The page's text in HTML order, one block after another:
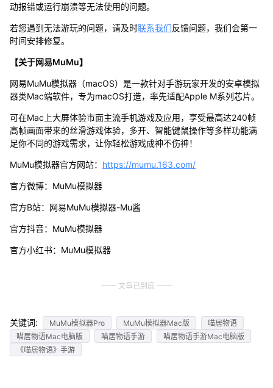
动报错或运行崩溃等无法使用的问题。
若您遇到无法游玩的问题，请及时联系我们反馈问题，我们会第一
时间安排修复。
【关于网易MuMu】
网易MuMu模拟器（macOS）是一款针对手游玩家开发的安卓模拟
器类Mac端软件，专为macOS打造，率先适配Apple M系列芯片。
可在Mac上大屏体验市面主流手机游戏及应用，享受最高达240帧
高帧画面带来的丝滑游戏体验，多开、智能键鼠操作等多样功能满
足你不同的游戏需求，让你轻松游戏成神不伤神！
MuMu模拟器官方网站： https://mumu.163.com/
官方微博：MuMu模拟器
官方B站：网易MuMu模拟器-Mu酱
官方抖音：MuMu模拟器
官方小红书：MuMu模拟器
文章已到底
关键词: MuMu模拟器Pro MuMu模拟器Mac版
喵居物语
喵居物语Mac电脑版
喵居物语手游
喵居物语手游Mac电脑版
《喵居物语》手游